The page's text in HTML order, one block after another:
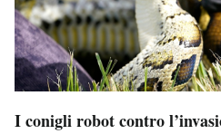
I conigli robot contro